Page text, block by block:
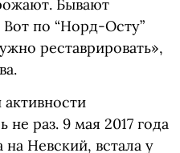
Бывают
по “Норд-Осту”
реставрировать»,
не раз. 9 мая 2017 года
Невский, встала у